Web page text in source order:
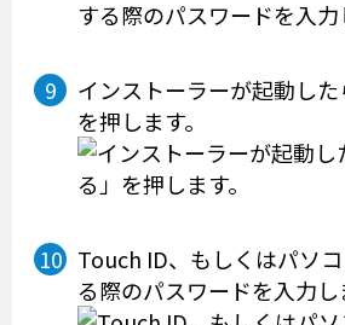
インストーラーが起動した
を押します。
Touch ID、もしくはパソ
る際のパスワードを入力し